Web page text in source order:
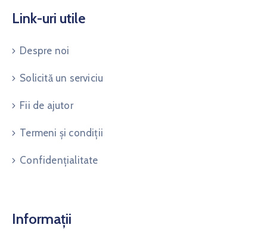
Link-uri utile
Despre noi
Solicită un serviciu
Fii de ajutor
Termeni și condiții
Confidențialitate
Informații